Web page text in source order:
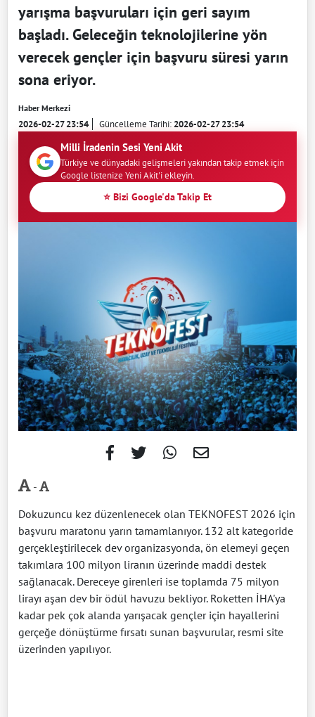
yarışma başvuruları için geri sayım
başladı. Geleceğin teknolojilerine yön
verecek gençler için başvuru süresi yarın
sona eriyor.
Haber Merkezi
2026-02-27 23:54 Güncelleme Tarihi:2026-02-27 23:54
Milli İradenin Sesi Yeni Akit
Türkiye ve dünyadaki gelişmeleri yakından takip etmek için
Google listenize Yeni Akit'i ekleyin.
⭐ Bizi Google'da Takip Et
-
Dokuzuncu kez düzenlenecek olan TEKNOFEST 2026 için
başvuru maratonu yarın tamamlanıyor.132 alt kategoride
gerçekleştirilecek dev organizasyonda, ön elemeyi geçen
takımlara 100 milyon liranın üzerinde maddi destek
sağlanacak.Dereceye girenleri ise toplamda 75 milyon
lirayı aşan dev bir ödül havuzu bekliyor.Roketten İHA'ya
kadar pek çok alanda yarışacak gençler için hayallerini
gerçeğe dönüştürme fırsatı sunan başvurular, resmi site
üzerinden yapılıyor.